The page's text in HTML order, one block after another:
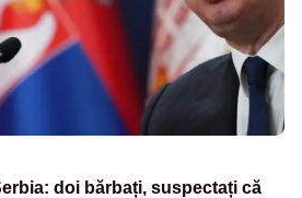
doi bărbați, suspectați că